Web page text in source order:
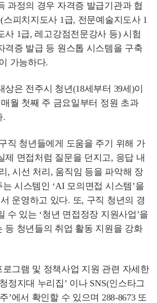
과정의 경우 자격증 발급기관과 협
스피치지도사 1급, 전문예술지도사 1
사 1급, 레고강점전문강사 등) 시험
격증 발급 등 원스톱 시스템을 구축
가능하다.
상은 전주시 청년(18세부터 39세)이
월 첫째 주 금요일부터 정원 초과
.
직 청년들에게 도움을 주기 위해 가
제 면접처럼 질문을 던지고, 응답 내
, 시선 처리, 움직임 등을 파악해 장
시스템인 ‘AI 모의면접 시스템’을
운영하고 있다. 또, 구직 청년의 경
수 있는 ‘청년 면접정장 지원사업’을
등 청년들의 취업 활동 지원을 강화
그램 및 정책사업 지원 관련 자세한
정지대 누리집’ 이나 SNS(인스타그
’에서 확인할 수 있으며 288-8673 또